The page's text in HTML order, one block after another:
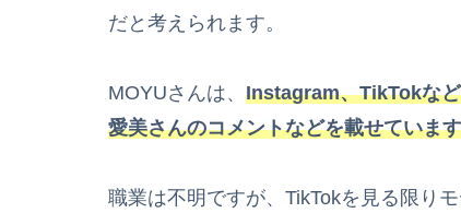
だと考えられます。
MOYUさんは、 Instagram、TikTokな
愛美さんのコメントなどを載せていま
職業は不明ですが、TikTokを見る限り